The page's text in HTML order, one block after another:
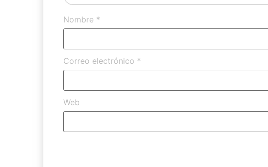
Nombre *
Correo electrónico *
Web